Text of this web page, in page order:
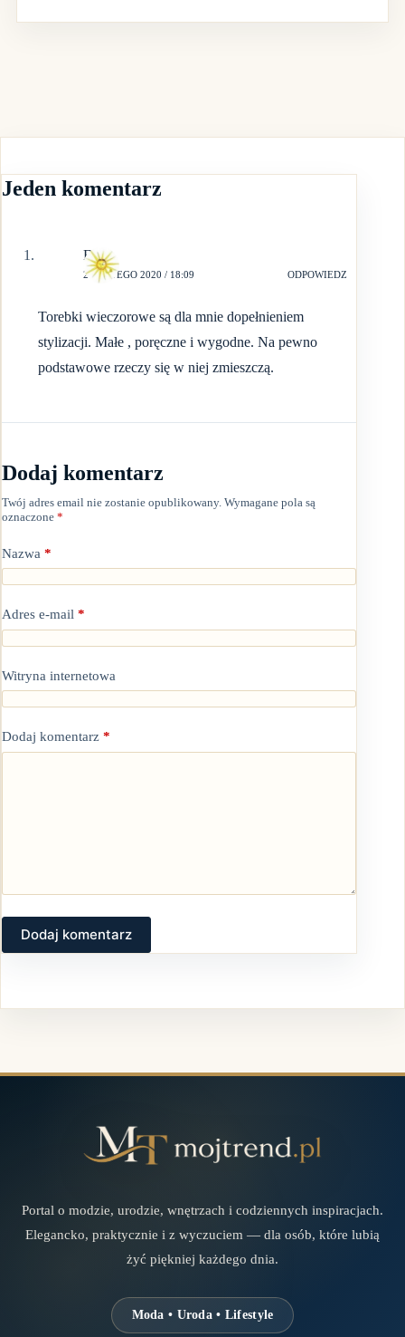
Jeden komentarz
Ewa
24 LUTEGO 2020 / 18:09 ODPOWIEDZ
Torebki wieczorowe są dla mnie dopełnieniem
stylizacji. Małe , poręczne i wygodne. Na pewno
podstawowe rzeczy się w niej zmieszczą.
Dodaj komentarz
Twój adres email nie zostanie opublikowany. Wymagane pola są
oznaczone *
Nazwa *
Adres e-mail *
Witryna internetowa
Dodaj komentarz *
Dodaj komentarz
Portal o modzie, urodzie, wnętrzach i codziennych inspiracjach.
Elegancko, praktycznie i z wyczuciem — dla osób, które lubią
żyć piękniej każdego dnia.
Moda • Uroda • Lifestyle